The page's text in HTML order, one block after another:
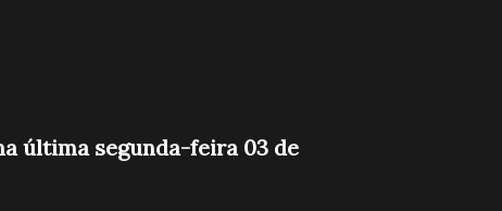
última segunda-feira 03 de